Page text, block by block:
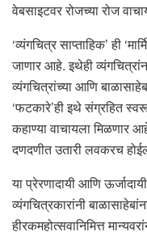
वेबसाइटवर रोजच्या रोज
‘व्यंगचित्र साप्ताहिक’ ही
जाणार आहे. इथेही
व्यंगचित्रांच्या आणि
‘फटकारे’ही इथे संग्रहित
कहाण्या वाचायला मिळणार
दणदणीत उतारी लवकरच
या प्रेरणादायी आणि
व्यंगचित्रकारांनी
हीरकमहोत्सवानिमित्त